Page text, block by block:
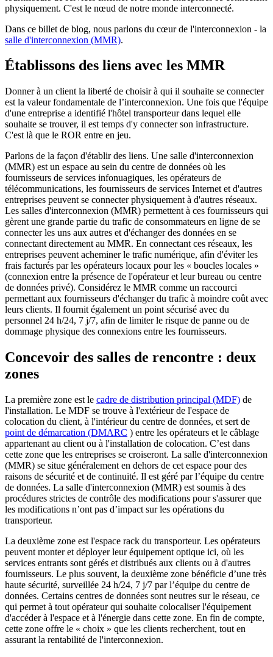
physiquement. C'est le nœud de notre monde interconnecté.
Dans ce billet de blog, nous parlons du cœur de l'interconnexion - la
salle d'interconnexion (MMR).
Établissons des liens avec les MMR
Donner à un client la liberté de choisir à qui il souhaite se connecter
est la valeur fondamentale de l’interconnexion. Une fois que l'équipe
d'une entreprise a identifié l'hôtel transporteur dans lequel elle
souhaite se trouver, il est temps d'y connecter son infrastructure.
C'est là que le ROR entre en jeu.
Parlons de la façon d'établir des liens. Une salle d'interconnexion
(MMR) est un espace au sein du centre de données où les
fournisseurs de services infonuagiques, les opérateurs de
télécommunications, les fournisseurs de services Internet et d'autres
entreprises peuvent se connecter physiquement à d'autres réseaux.
Les salles d'interconnexion (MMR) permettent à ces fournisseurs qui
gèrent une grande partie du trafic de consommateurs en ligne de se
connecter les uns aux autres et d'échanger des données en se
connectant directement au MMR. En connectant ces réseaux, les
entreprises peuvent acheminer le trafic numérique, afin d'éviter les
frais facturés par les opérateurs locaux pour les « boucles locales »
(connexion entre la présence de l'opérateur et leur bureau ou centre
de données privé). Considérez le MMR comme un raccourci
permettant aux fournisseurs d'échanger du trafic à moindre coût avec
leurs clients. Il fournit également un point sécurisé avec du
personnel 24 h/24, 7 j/7, afin de limiter le risque de panne ou de
dommage physique des connexions entre les fournisseurs.
Concevoir des salles de rencontre : deux
zones
La première zone est le cadre de distribution principal (MDF) de
l'installation. Le MDF se trouve à l'extérieur de l'espace de
colocation du client, à l'intérieur du centre de données, et sert de
point de démarcation (DMARC ) entre les opérateurs et le câblage
appartenant au client ou à l'installation de colocation. C’est dans
cette zone que les entreprises se croiseront. La salle d'interconnexion
(MMR) se situe généralement en dehors de cet espace pour des
raisons de sécurité et de continuité. Il est géré par l’équipe du centre
de données. La salle d'interconnexion (MMR) est soumis à des
procédures strictes de contrôle des modifications pour s'assurer que
les modifications n’ont pas d’impact sur les opérations du
transporteur.
La deuxième zone est l'espace rack du transporteur. Les opérateurs
peuvent monter et déployer leur équipement optique ici, où les
services entrants sont gérés et distribués aux clients ou à d'autres
fournisseurs. Le plus souvent, la deuxième zone bénéficie d’une très
haute sécurité, surveillée 24 h/24, 7 j/7 par l’équipe du centre de
données. Certains centres de données sont neutres sur le réseau, ce
qui permet à tout opérateur qui souhaite colocaliser l'équipement
d'accéder à l'espace et à l'énergie dans cette zone. En fin de compte,
cette zone offre le « choix » que les clients recherchent, tout en
assurant la rentabilité de l'interconnexion.